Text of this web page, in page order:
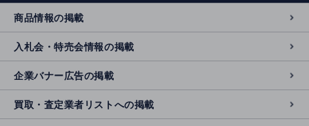
商品情報の掲載
入札会・特売会情報の掲載
企業バナー広告の掲載
買取・査定業者リストへの掲載